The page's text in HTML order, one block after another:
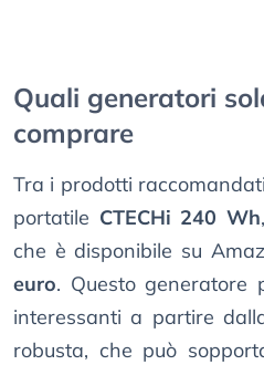
Quali generatori
comprare
Tra i prodotti
portatile CTECHi 240 Wh
che è disponibile su
euro. Questo generatore
interessanti a partire
robusta, che può